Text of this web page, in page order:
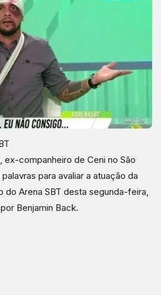
ex-companheiro de Ceni no São
para avaliar a atuação da
do Arena SBT desta segunda-feira,
Benjamin Back.